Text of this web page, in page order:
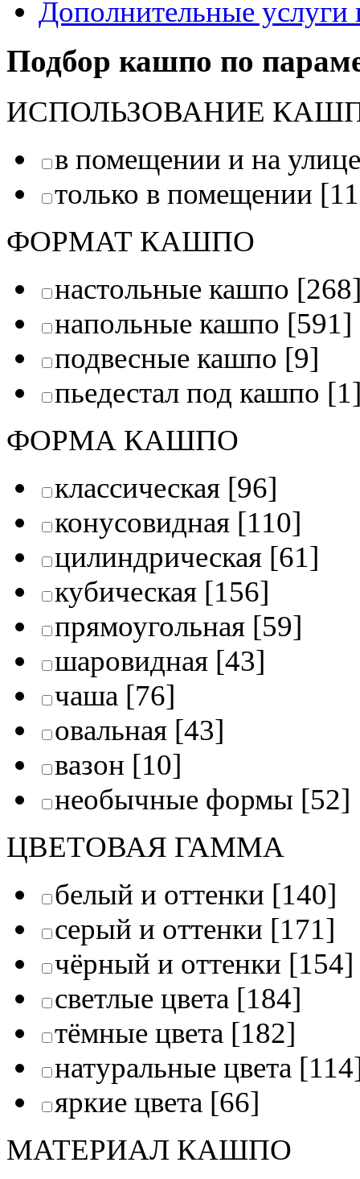
Дополнительные услуги
Подбор кашпо по
ИСПОЛЬЗОВАНИЕ
в помещении и на улице
только в помещении
ФОРМАТ КАШПО
настольные кашпо
напольные кашпо [591]
подвесные кашпо [9]
пьедестал под кашпо
ФОРМА КАШПО
классическая [96]
конусовидная [110]
цилиндрическая [61]
кубическая [156]
прямоугольная [59]
шаровидная [43]
чаша [76]
овальная [43]
вазон [10]
необычные формы [52]
ЦВЕТОВАЯ ГАММА
белый и оттенки [140]
серый и оттенки [171]
чёрный и оттенки [154]
светлые цвета [184]
тёмные цвета [182]
натуральные цвета
яркие цвета [66]
МАТЕРИАЛ КАШПО